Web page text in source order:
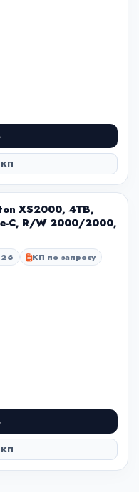
XS2000, 4TB,
C, R/W 2000/2000,
КП по запросу